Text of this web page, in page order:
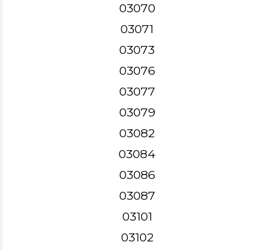
03070
03071
03073
03076
03077
03079
03082
03084
03086
03087
03101
03102